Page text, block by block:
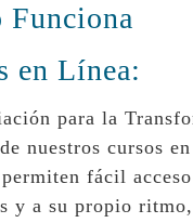
Funciona
en Línea:
para la
nuestros cursos
fácil
y a su propio